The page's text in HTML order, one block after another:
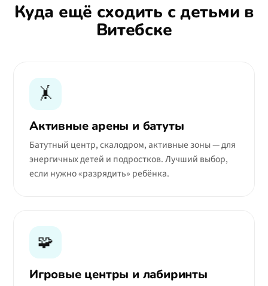
Куда ещё сходить с детьми в
Витебске
🤸
Активные арены и батуты
Батутный центр, скалодром, активные зоны — для
энергичных детей и подростков. Лучший выбор,
если нужно «разрядить» ребёнка.
🧩
Игровые центры и лабиринты